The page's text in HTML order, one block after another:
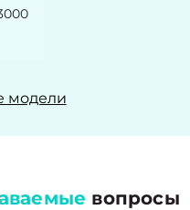
модели
вопросы